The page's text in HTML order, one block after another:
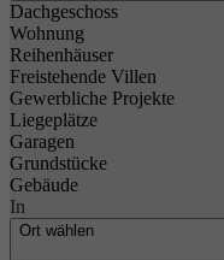
Dachgeschoss
Wohnung
Reihenhäuser
Freistehende Villen
Gewerbliche Projekte
Liegeplätze
Garagen
Grundstücke
Gebäude
In
Ort wählen